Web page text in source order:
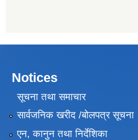
Notices
सूचना तथा समाचार
सार्वजनिक खरीद /बोलपत्र सूचना
एन, कानुन तथा निर्देशिका